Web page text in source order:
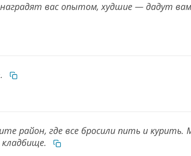
вас опытом, худшие — дадут
район, где все бросили пить и курить.
кладбище.